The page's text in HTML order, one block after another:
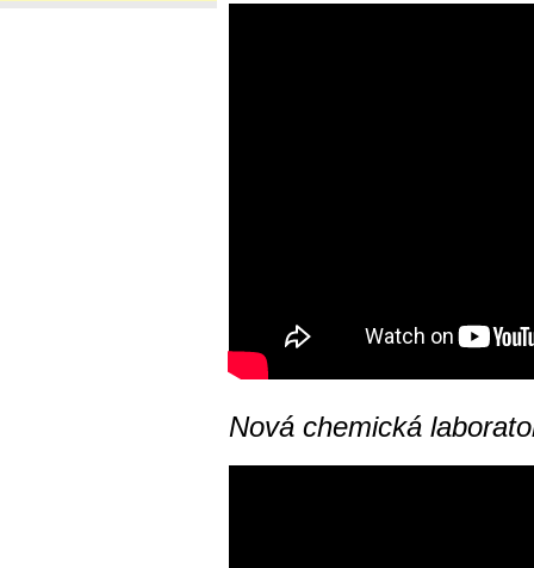
Nová chemická